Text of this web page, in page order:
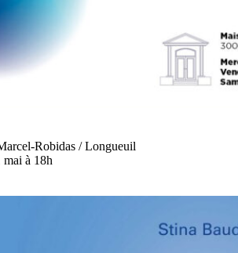
Robidas / Longueuil
mai à 18h